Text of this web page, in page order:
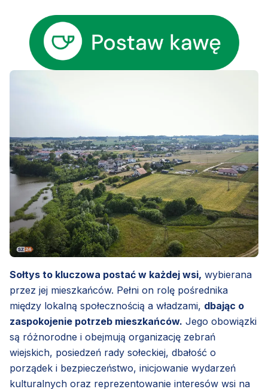
Sołtys to kluczowa postać w każdej wsi, wybierana
przez jej mieszkańców. Pełni on rolę pośrednika
między lokalną społecznością a władzami, dbając o
zaspokojenie potrzeb mieszkańców. Jego obowiązki
są różnorodne i obejmują organizację zebrań
wiejskich, posiedzeń rady sołeckiej, dbałość o
porządek i bezpieczeństwo, inicjowanie wydarzeń
kulturalnych oraz reprezentowanie interesów wsi na